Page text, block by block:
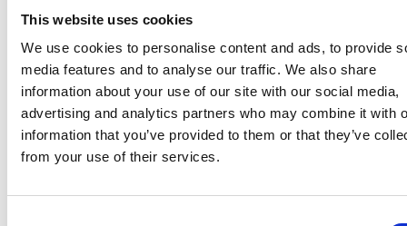
This website uses cookies
We use cookies to personalise content and ads, to provide
media features and to analyse our traffic. We also share
information about your use of our site with our social media,
advertising and analytics partners who may combine it with
information that you’ve provided to them or that they’ve
from your use of their services.
primo semestre